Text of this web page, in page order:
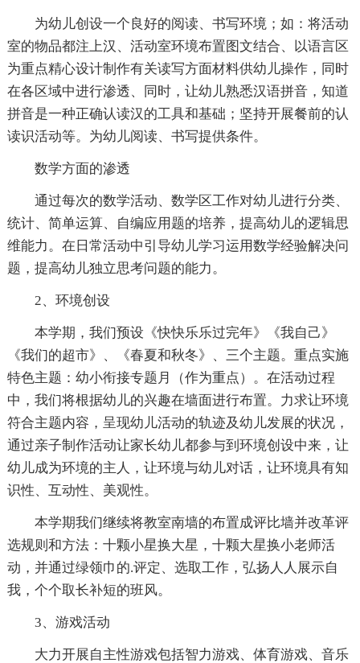
为幼儿创设一个良好的阅读、书写环境；如：将活动
室的物品都注上汉、活动室环境布置图文结合、以语言区
为重点精心设计制作有关读写方面材料供幼儿操作，同时
在各区域中进行渗透、同时，让幼儿熟悉汉语拼音，知道
拼音是一种正确认读汉的工具和基础；坚持开展餐前的认
读识活动等。为幼儿阅读、书写提供条件。
数学方面的渗透
通过每次的数学活动、数学区工作对幼儿进行分类、
统计、简单运算、自编应用题的培养，提高幼儿的逻辑思
维能力。在日常活动中引导幼儿学习运用数学经验解决问
题，提高幼儿独立思考问题的能力。
2、环境创设
本学期，我们预设《快快乐乐过完年》《我自己》
《我们的超市》、《春夏和秋冬》、三个主题。重点实施
特色主题：幼小衔接专题月（作为重点）。在活动过程
中，我们将根据幼儿的兴趣在墙面进行布置。力求让环境
符合主题内容，呈现幼儿活动的轨迹及幼儿发展的状况，
通过亲子制作活动让家长幼儿都参与到环境创设中来，让
幼儿成为环境的主人，让环境与幼儿对话，让环境具有知
识性、互动性、美观性。
本学期我们继续将教室南墙的布置成评比墙并改革评
选规则和方法：十颗小星换大星，十颗大星换小老师活
动，并通过绿领巾的.评定、选取工作，弘扬人人展示自
我，个个取长补短的班风。
3、游戏活动
大力开展自主性游戏包括智力游戏、体育游戏、音乐